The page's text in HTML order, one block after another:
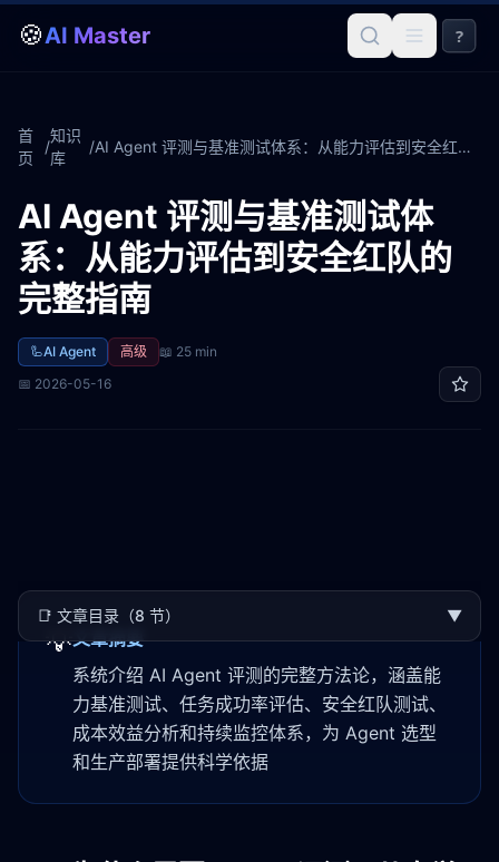
🍪AI Master ?
首
页
/
知识
库
/ AI Agent 评测与基准测试体系：从能力评估到安全红队的完整指南
AI Agent 评测与基准测试体
系：从能力评估到安全红队的
完整指南
🦾AI Agent 高级 📖 25 min
📅 2026-05-16
📑 文章目录（8 节） ▼
💡文章摘要
系统介绍 AI Agent 评测的完整方法论，涵盖能
力基准测试、任务成功率评估、安全红队测试、
成本效益分析和持续监控体系，为 Agent 选型
和生产部署提供科学依据